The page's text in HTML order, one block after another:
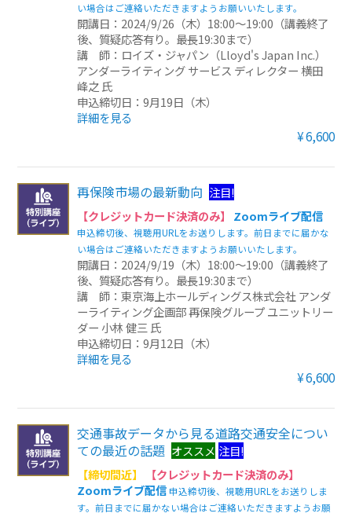
い場合はご連絡いただきますようお願いいたします。
開講日：2024/9/26（木）18:00～19:00（講義終了
後、質疑応答有り。最長19:30まで）
講 師：ロイズ・ジャパン（Lloyd's Japan Inc.）
アンダーライティング サービス ディレクター 横田
峰之 氏
申込締切日：9月19日（木）
詳細を見る
¥6,600
再保険市場の最新動向 注目!
【クレジットカード決済のみ】
Zoomライブ配信
申込締切後、視聴用URLをお送りします。前日までに届かな
い場合はご連絡いただきますようお願いいたします。
開講日：2024/9/19（木）18:00～19:00（講義終了
後、質疑応答有り。最長19:30まで）
講 師：東京海上ホールディングス株式会社 アンダ
ーライティング企画部 再保険グループ ユニットリー
ダー 小林 健三 氏
申込締切日：9月12日（木）
詳細を見る
¥6,600
交通事故データから見る道路交通安全につい
ての最近の話題 オススメ 注目!
【締切間近】
【クレジットカード決済のみ】
Zoomライブ配信申込締切後、視聴用URLをお送りしま
す。前日までに届かない場合はご連絡いただきますようお願